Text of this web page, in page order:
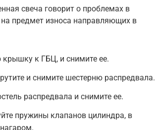
свеча говорит о проблемах в
предмет износа направляющих в
крышку к ГБЦ, и снимите ее.
и снимите шестерню распредвала.
распредвала и снимите ее.
пружины клапанов цилиндра, в